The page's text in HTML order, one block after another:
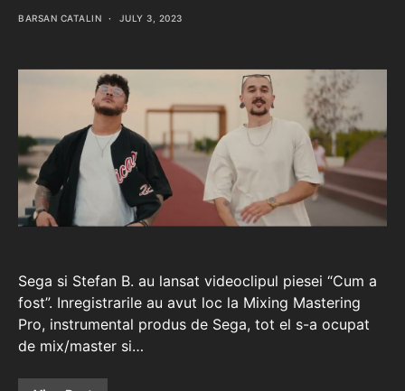
BARSAN CATALIN JULY 3, 2023
Sega si Stefan B. au lansat videoclipul piesei “Cum a
fost”. Inregistrarile au avut loc la Mixing Mastering
Pro, instrumental produs de Sega, tot el s-a ocupat
de mix/master si…